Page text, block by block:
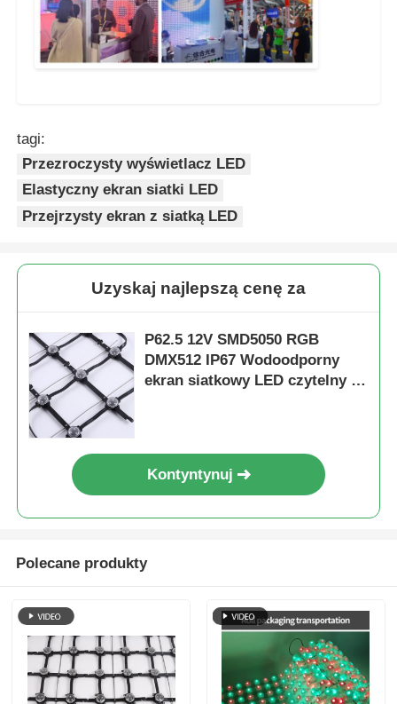
tagi:
Przezroczysty wyświetlacz LED
Elastyczny ekran siatki LED
Przejrzysty ekran z siatką LED
Uzyskaj najlepszą cenę za
P62.5 12V SMD5050 RGB
DMX512 IP67 Wodoodporny
ekran siatkowy LED czytelny w
Kontyntynuj
Polecane produkty